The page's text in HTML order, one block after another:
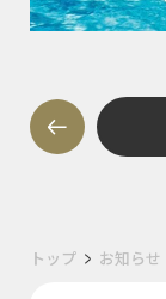
トップ お知らせ